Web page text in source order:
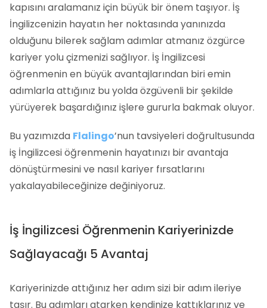
kapısını aralamanız için büyük bir önem taşıyor. İş
İngilizcenizin hayatın her noktasında yanınızda
olduğunu bilerek sağlam adımlar atmanız özgürce
kariyer yolu çizmenizi sağlıyor. İş İngilizcesi
öğrenmenin en büyük avantajlarından biri emin
adımlarla attığınız bu yolda özgüvenli bir şekilde
yürüyerek başardığınız işlere gururla bakmak oluyor.
Bu yazımızda Flalingo’nun tavsiyeleri doğrultusunda
iş İngilizcesi öğrenmenin hayatınızı bir avantaja
dönüştürmesini ve nasıl kariyer fırsatlarını
yakalayabileceğinize değiniyoruz.
İş İngilizcesi Öğrenmenin Kariyerinizde
Sağlayacağı 5 Avantaj
Kariyerinizde attığınız her adım sizi bir adım ileriye
taşır. Bu adımları atarken kendinize kattıklarınız ve